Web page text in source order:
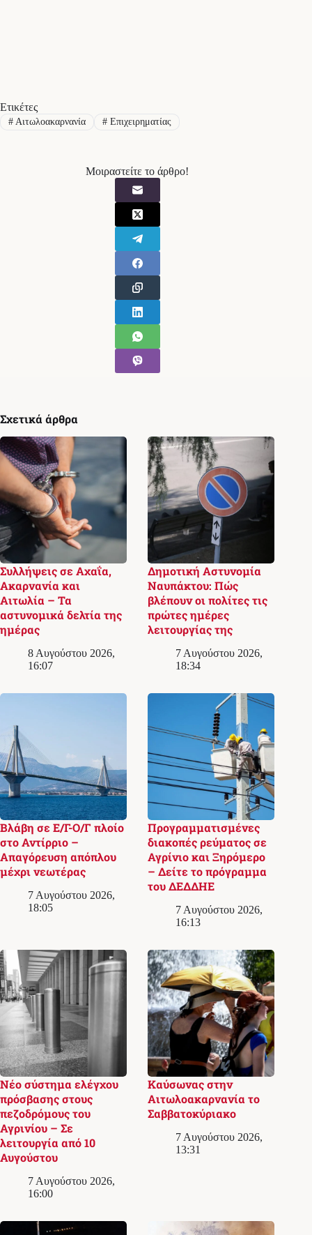
Ετικέτες
#Αιτωλοακαρνανία #Επιχειρηματίας
Μοιραστείτε το άρθρο!
Σχετικά άρθρα
Συλλήψεις σε Αχαΐα,
Ακαρνανία και
Αιτωλία – Τα
αστυνομικά δελτία της
ημέρας
8 Αυγούστου 2026,
16:07
Δημοτική Αστυνομία
Ναυπάκτου: Πώς
βλέπουν οι πολίτες τις
πρώτες ημέρες
λειτουργίας της
7 Αυγούστου 2026,
18:34
Βλάβη σε Ε/Γ-Ο/Γ πλοίο
στο Αντίρριο –
Απαγόρευση απόπλου
μέχρι νεωτέρας
7 Αυγούστου 2026,
18:05
Προγραμματισμένες
διακοπές ρεύματος σε
Αγρίνιο και Ξηρόμερο
– Δείτε το πρόγραμμα
του ΔΕΔΔΗΕ
7 Αυγούστου 2026,
16:13
Νέο σύστημα ελέγχου
πρόσβασης στους
πεζοδρόμους του
Αγρινίου – Σε
λειτουργία από 10
Αυγούστου
7 Αυγούστου 2026,
16:00
Καύσωνας στην
Αιτωλοακαρνανία το
Σαββατοκύριακο
7 Αυγούστου 2026,
13:31